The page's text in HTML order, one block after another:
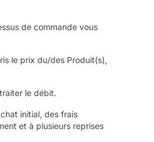
de commande vous
le prix du/des Produit(s),
le débit.
initial, des frais
et à plusieurs reprises